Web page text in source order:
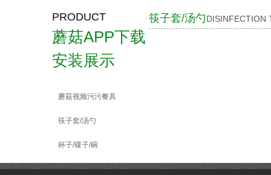
PRODUCT
蘑菇APP下载
安装展示
蘑菇视频污污餐具
筷子套/汤勺
杯子/碟子/碗
筷子套/汤勺DISINFECTION